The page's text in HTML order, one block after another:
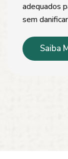
adequados
sem
Saiba